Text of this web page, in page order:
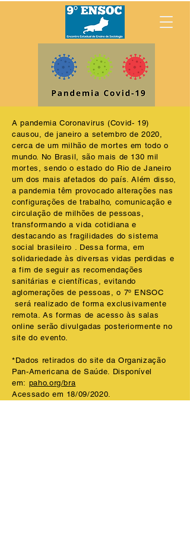
A pandemia Coronavirus (Covid- 19)
causou, de janeiro a setembro de 2020,
cerca de um milhão de mortes em todo o
mundo. No Brasil, são mais de 130 mil
mortes, sendo o estado do Rio de Janeiro
um dos mais afetados do país. Além disso,
a pandemia têm provocado alterações nas
configurações de trabalho, comunicação e
circulação de milhões de pessoas,
transformando a vida cotidiana e
destacando as fragilidades do sistema
social brasileiro . Dessa forma, em
solidariedade às diversas vidas perdidas e
a fim de seguir as recomendações
sanitárias e científicas, evitando
aglomerações de pessoas, o 7º ENSOC
será realizado de forma exclusivamente
remota. As formas de acesso às salas
online serão divulgadas posteriormente no
site do evento.
*Dados retirados do site da Organização
Pan-Americana de Saúde. Disponível
em: paho.org/bra
Acessado em 18/09/2020.